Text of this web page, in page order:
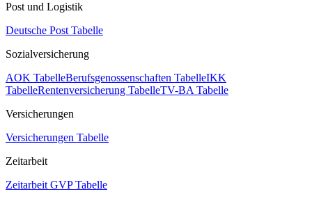
Post und Logistik
Deutsche Post Tabelle
Sozialversicherung
AOK TabelleBerufsgenossenschaften TabelleIKK
TabelleRentenversicherung TabelleTV-BA Tabelle
Versicherungen
Versicherungen Tabelle
Zeitarbeit
Zeitarbeit GVP Tabelle